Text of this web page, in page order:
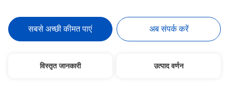
सबसे अच्छी कीमत पाएं अब संपर्क करें
विस्तृत जानकारी उत्पाद वर्णन